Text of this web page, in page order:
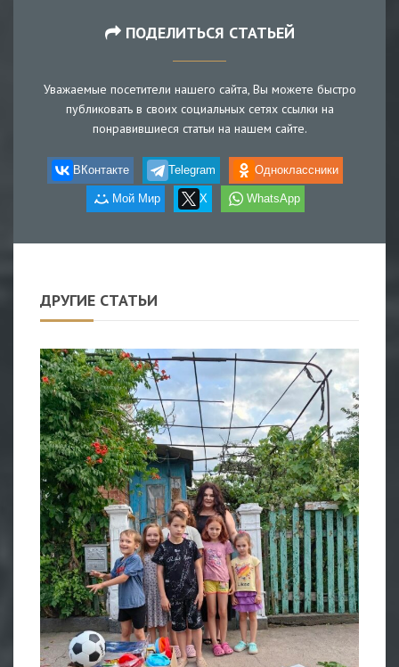
ПОДЕЛИТЬСЯ СТАТЬЕЙ
Уважаемые посетители нашего сайта, Вы можете быстро
публиковать в своих социальных сетях ссылки на
понравившиеся статьи на нашем сайте.
ВКонтакте Telegram Одноклассники
Мой Мир X WhatsApp
ДРУГИЕ СТАТЬИ